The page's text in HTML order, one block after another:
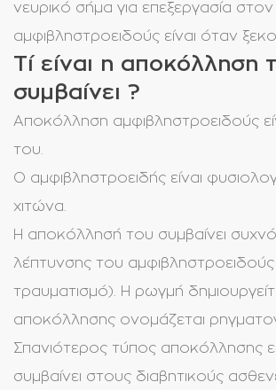
νευρικό σήμα για επεξεργασία
αμφιβληστροειδούς είναι όταν
Τί είναι η αποκόλληση
συμβαίνει ?
Αποκόλληση αμφιβληστροειδούς
του.
Ο αμφιβληστροειδής είναι
χιτώνα.
Η αποκόλλησή του συμβαίνει
λέπτυνσης του
τραυματισμό). Η ρωγμή
αποκόλλησης ονομάζεται
Σπανιότερος τύπος αποκόλλησης
συμβαίνει στους διαβητικούς